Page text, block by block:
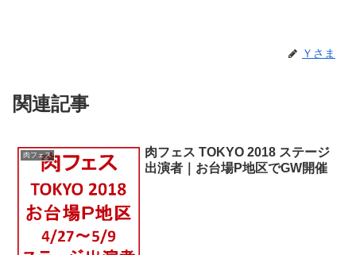
Ｙさま
関連記事
肉フェス
肉フェス TOKYO 2018 ステージ
出演者｜お台場P地区でGW開催